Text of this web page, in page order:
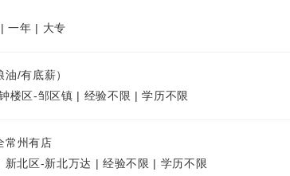
一年 | 大专
/有底薪）
楼区-邹区镇 | 经验不限 | 学历不限
常州有店
新北区-新北万达 | 经验不限 | 学历不限